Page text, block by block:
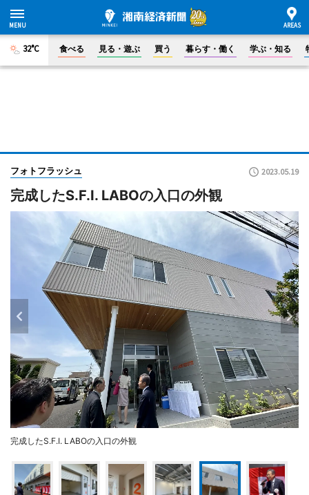
32°C 食べる 見る・遊ぶ 買う 暮らす・働く 学ぶ・知る
フォトフラッシュ 2023.05.19
完成したS.F.I. LABOの入口の外観
完成したS.F.I. LABOの入口の外観